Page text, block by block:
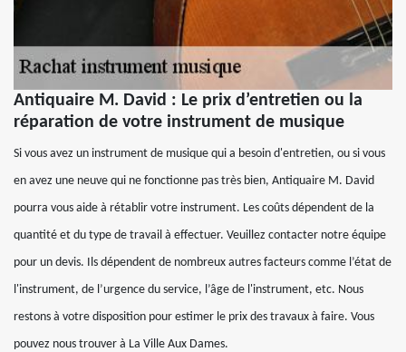
Antiquaire M. David : Le prix d’entretien ou la
réparation de votre instrument de musique
Si vous avez un instrument de musique qui a besoin d'entretien, ou si vous
en avez une neuve qui ne fonctionne pas très bien, Antiquaire M. David
pourra vous aide à rétablir votre instrument. Les coûts dépendent de la
quantité et du type de travail à effectuer. Veuillez contacter notre équipe
pour un devis. Ils dépendent de nombreux autres facteurs comme l’état de
l'instrument, de l’urgence du service, l’âge de l'instrument, etc. Nous
restons à votre disposition pour estimer le prix des travaux à faire. Vous
pouvez nous trouver à La Ville Aux Dames.